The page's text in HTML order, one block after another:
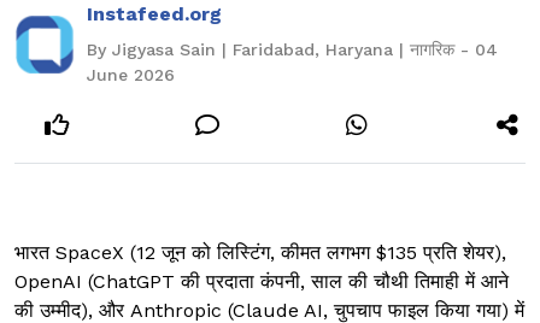
Instafeed.org
By Jigyasa Sain | Faridabad, Haryana | नागरिक - 04
June 2026
भारत SpaceX (12 जून को लिस्टिंग, कीमत लगभग $135 प्रति शेयर),
OpenAI (ChatGPT की प्रदाता कंपनी, साल की चौथी तिमाही में आने
की उम्मीद), और Anthropic (Claude AI, चुपचाप फाइल किया गया) में